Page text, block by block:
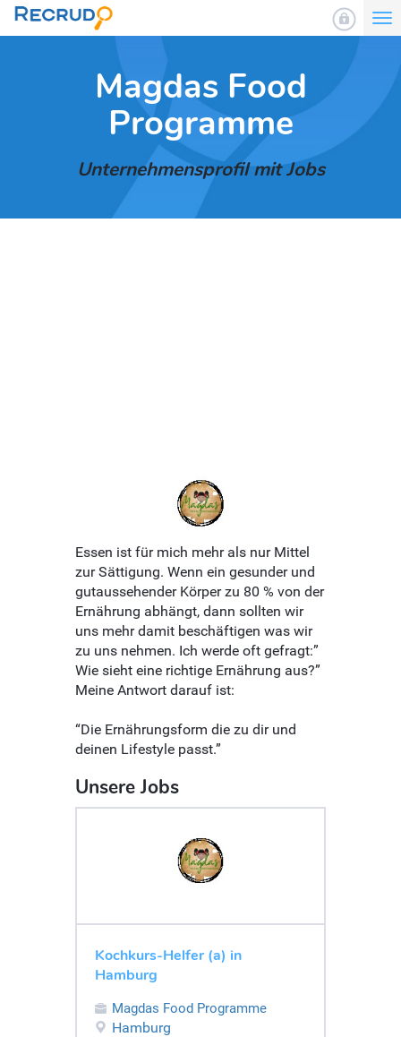
Magdas Food
Programme
Unternehmensprofil mit Jobs
Essen ist für mich mehr als nur Mittel
zur Sättigung. Wenn ein gesunder und
gutaussehender Körper zu 80 % von der
Ernährung abhängt, dann sollten wir
uns mehr damit beschäftigen was wir
zu uns nehmen. Ich werde oft gefragt:”
Wie sieht eine richtige Ernährung aus?”
Meine Antwort darauf ist:
“Die Ernährungsform die zu dir und
deinen Lifestyle passt.”
Unsere Jobs
Kochkurs-Helfer (a) in
Hamburg
Magdas Food Programme
Hamburg